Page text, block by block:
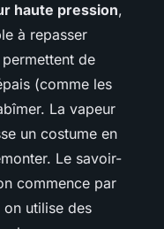
haute pression,
à repasser
de
(comme les
La vapeur
un costume en
Le savoir-
commence par
on utilise des